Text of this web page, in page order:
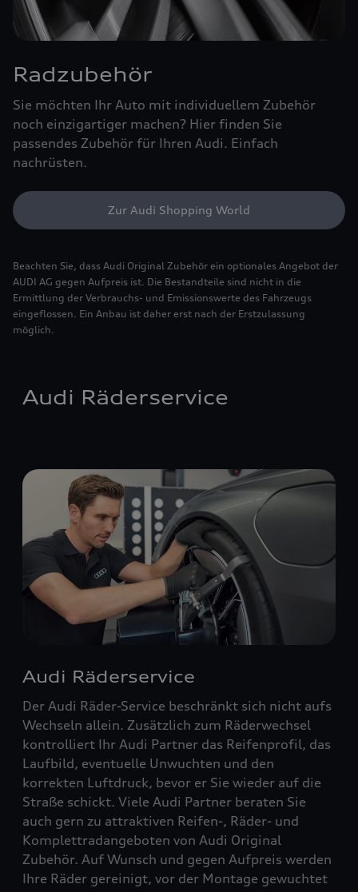
Radzubehör
Sie möchten Ihr Auto mit individuellem Zubehör
noch einzigartiger machen? Hier finden Sie
passendes Zubehör für Ihren Audi. Einfach
nachrüsten.
Zur Audi Shopping World
Beachten Sie, dass Audi Original Zubehör ein optionales Angebot der
AUDI AG gegen Aufpreis ist. Die Bestandteile sind nicht in die
Ermittlung der Verbrauchs- und Emissionswerte des Fahrzeugs
eingeflossen. Ein Anbau ist daher erst nach der Erstzulassung
möglich.
Audi Räderservice
Audi Räderservice
Der Audi Räder-Service beschränkt sich nicht aufs
Wechseln allein. Zusätzlich zum Räderwechsel
kontrolliert Ihr Audi Partner das Reifenprofil, das
Laufbild, eventuelle Unwuchten und den
korrekten Luftdruck, bevor er Sie wieder auf die
Straße schickt. Viele Audi Partner beraten Sie
auch gern zu attraktiven Reifen-, Räder- und
Komplettradangeboten von Audi Original
Zubehör. Auf Wunsch und gegen Aufpreis werden
Ihre Räder gereinigt, vor der Montage gewuchtet